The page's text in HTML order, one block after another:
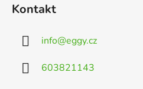
Kontakt
info@eggy.cz
603821143